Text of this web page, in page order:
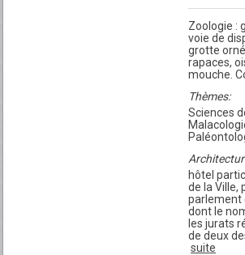
Zoologie :
voie de
grotte
rapaces,
mouche.
Thèmes:
Sciences
hôtel
de la Ville,
parlement
dont le
les jurats
de deux
suite